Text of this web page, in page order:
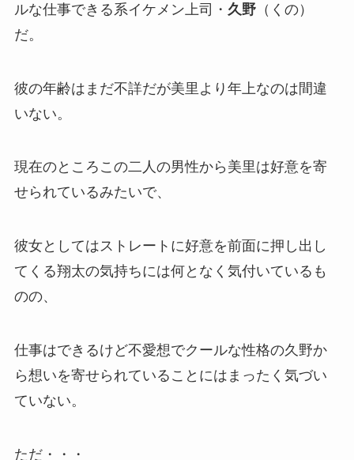
ルな仕事できる系イケメン上司・ 久野（くの）
だ。
彼の年齢はまだ不詳だが美里より年上なのは間違
いない。
現在のところこの二人の男性から美里は好意を寄
せられているみたいで、
彼女としてはストレートに好意を前面に押し出し
てくる翔太の気持ちには何となく気付いているも
のの、
仕事はできるけど不愛想でクールな性格の久野か
ら想いを寄せられていることにはまったく気づい
ていない。
ただ・・・